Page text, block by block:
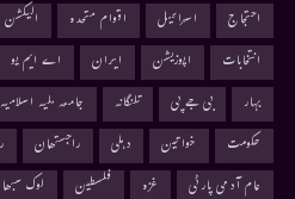
احتجاج اسرائیل اقوام متحدہ الیکشن
انتخابات
اپوزیشن ایران اے ایم یو
بہار
بی جے پی تلنگانہ جامعہ ملیہ اسلامیہ
حکومت
خواتین دہلی راجستھان
عام آدمی پارٹی
غزہ فلسطین لوک سبھا